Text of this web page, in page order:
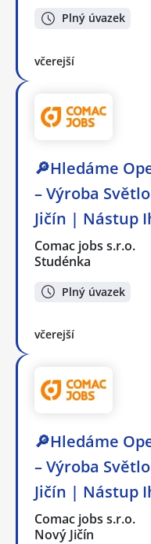
Plný úvazek
včerejší
🔎Hledáme
– Výroba
Jičín | Nástup
Comac jobs s.r.o.
Studénka
Plný úvazek
včerejší
🔎Hledáme
– Výroba
Jičín | Nástup
Comac jobs s.r.o.
Nový Jičín